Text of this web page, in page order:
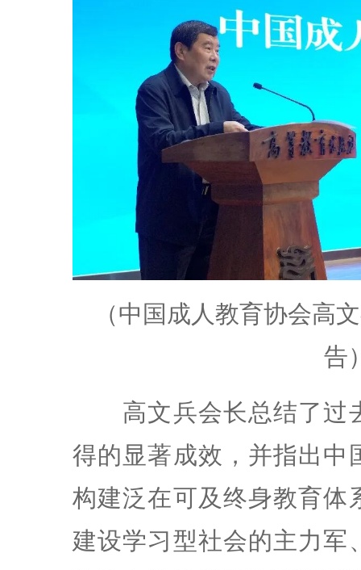
（中国成人教育协会高
告
高文兵会长总结了过
得的显著成效，并指出中
构建泛在可及终身教育体
建设学习型社会的主力军